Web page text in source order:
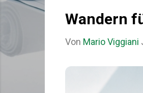
Wandern
Von Mario Viggiani